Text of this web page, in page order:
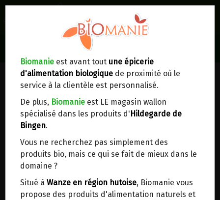
Biomanie est avant tout une épicerie
d'alimentation biologique de proximité où le
service à la clientèle est personnalisé.
De plus, Biomanie est LE magasin wallon
spécialisé dans les produits d' Hildegarde de
Bingen.
Vous ne recherchez pas simplement des
produits bio, mais ce qui se fait de mieux dans le
domaine ?
Situé à Wanze en région hutoise, Biomanie vous
propose des produits d'alimentation naturels et
Lieux de réception/livraison
Livraison à votre domicile
Nous envoyons votre commande à votre
domicile enBelgique, France, Luxembourg,
Royaume-Uni, Suisse, Pays-Bas, Portugal,
Espagne. Pour d'autres pays, merci de nous
contacter.
Choisir ce lieu
Dans un point d'enlèvement BPost